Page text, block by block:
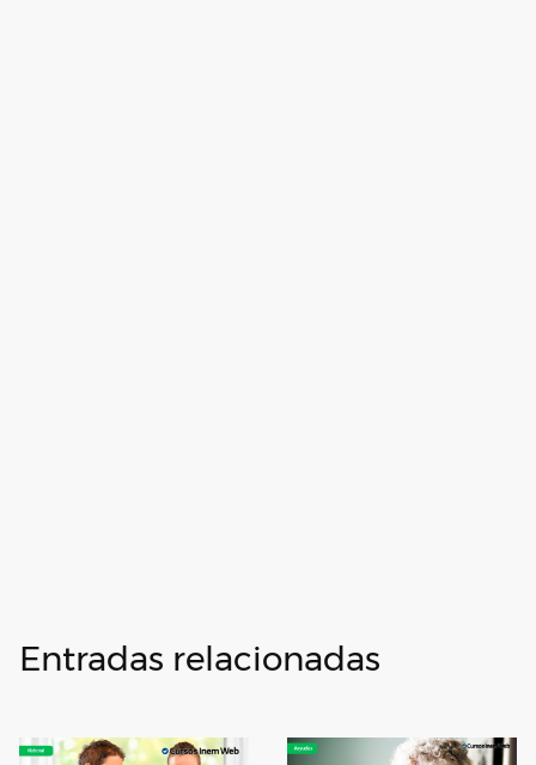
Entradas relacionadas